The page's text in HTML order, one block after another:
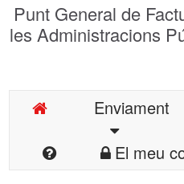
Punt General de
les Administracions
Enviament
El meu